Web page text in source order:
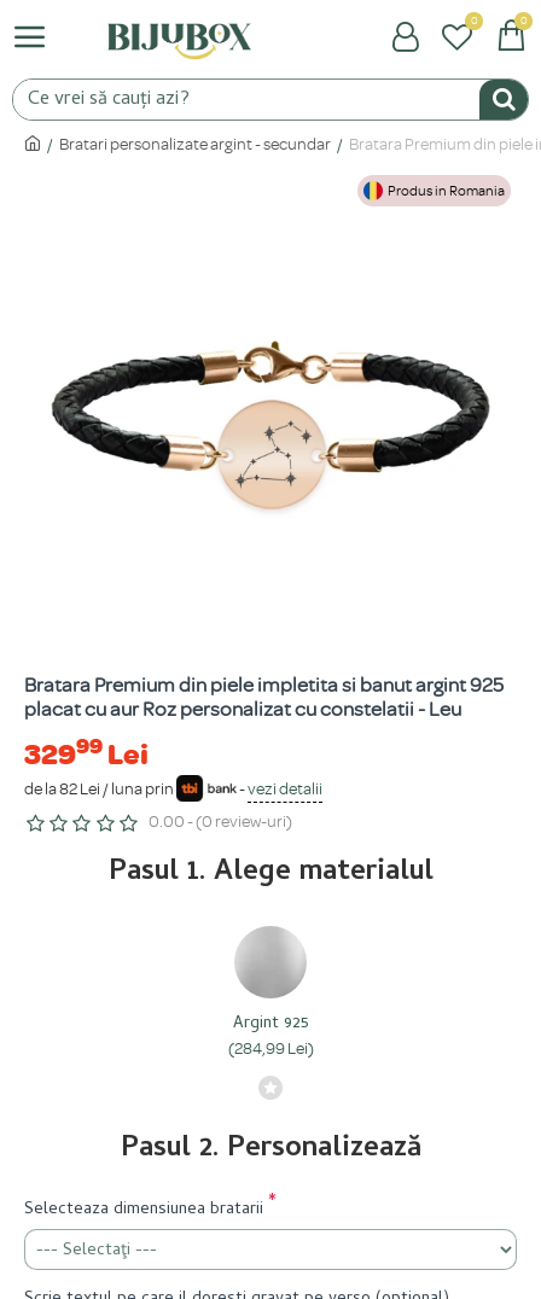
0 0
Bratari personalizate argint - secundar Bratara Premium din piele
Produs in Romania
Bratara Premium din piele impletita si banut argint 925
placat cu aur Roz personalizat cu constelatii - Leu
32999 Lei
de la 82 Lei / luna prin -vezi detalii
0.00 - (0 review-uri)
Pasul 1. Alege materialul
Argint 925
(284,99 Lei)
Pasul 2. Personalizează
Selecteaza dimensiunea bratarii